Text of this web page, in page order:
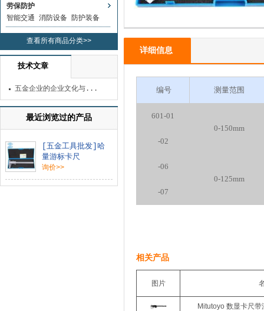
劳保防护
智能交通 消防设备 防护装备
查看所有商品分类>>
技术文章
五金企业的企业文化与...
最近浏览过的产品
[五金工具批发]哈
量游标卡尺
询价>>
详细信息
编号 测量范围
601-01
0-150mm
-02
-06
0-125mm
-07
相关产品
图片
Mitutoyo 数显卡尺